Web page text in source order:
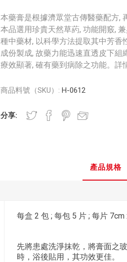
本藥膏是根據濟眾堂古傳醫藥配方,
本品選用珍貴天然草葯, 功能開竅,
種中藥材, 以科學方法提取其中芳香
成份製成, 故藥力能迅速直透皮下組
療效顯著, 確有藥到病除之功能。詳
商品料號（SKU）: H-0612
分享:
產品規格
每盒 2 包 ; 每包 5 片 ; 每片 7cm
先將患處洗淨抹乾，將膏面之
時，浴後貼用，其功效更佳。